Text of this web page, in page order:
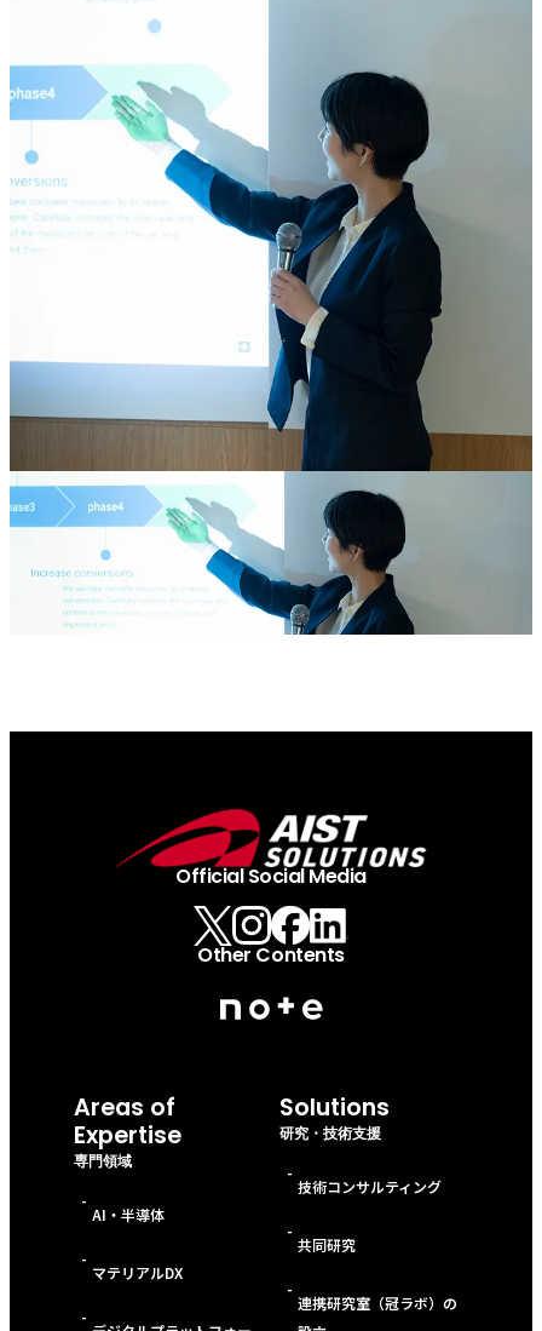
Official Social Media
Other Contents
Areas of
Expertise
専門領域
-
AI・半導体
-
マテリアルDX
-
Solutions
研究・技術支援
-
技術コンサルティング
-
共同研究
-
連携研究室（冠ラボ）の